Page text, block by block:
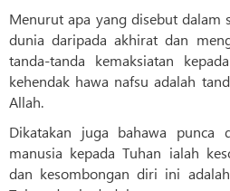
Menurut apa yang disebut dalam
dunia daripada akhirat dan
tanda-tanda kemaksiatan
kehendak hawa nafsu adalah
Allah.
Dikatakan juga bahawa punca
manusia kepada Tuhan ialah
dan kesombongan diri ini